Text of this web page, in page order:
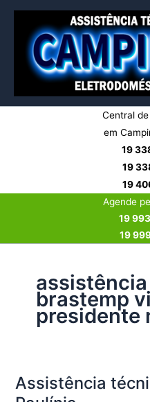
conteúdo
Central
em
19
19
19
Agende
19
19
brastemp
presidente
Assistência